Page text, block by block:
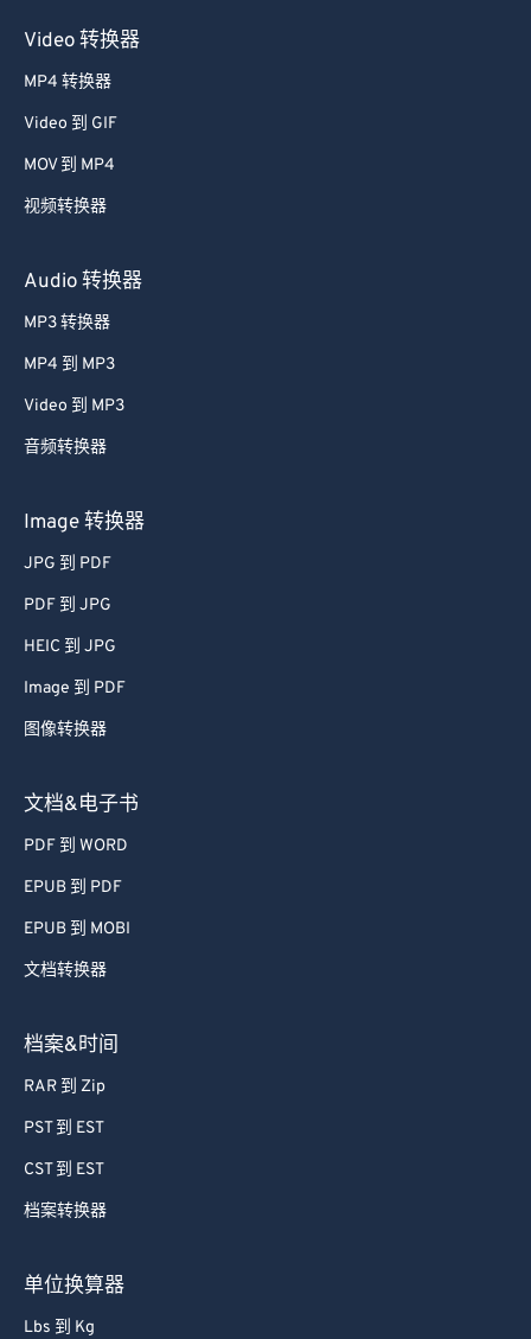
Video 转换器
MP4 转换器
Video 到 GIF
MOV 到 MP4
视频转换器
Audio 转换器
MP3 转换器
MP4 到 MP3
Video 到 MP3
音频转换器
Image 转换器
JPG 到 PDF
PDF 到 JPG
HEIC 到 JPG
Image 到 PDF
图像转换器
文档&电子书
PDF 到 WORD
EPUB 到 PDF
EPUB 到 MOBI
文档转换器
档案&时间
RAR 到 Zip
PST 到 EST
CST 到 EST
档案转换器
单位换算器
Lbs 到 Kg